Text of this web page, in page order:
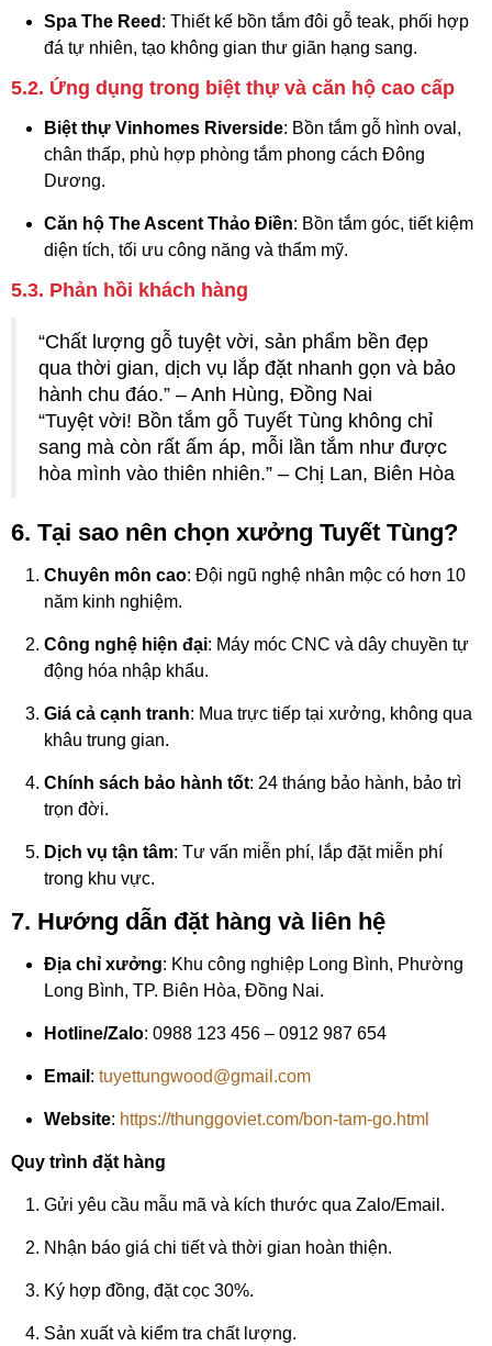
Spa The Reed : Thiết kế bồn tắm đôi gỗ teak, phối hợp
đá tự nhiên, tạo không gian thư giãn hạng sang.
5.2. Ứng dụng trong biệt thự và căn hộ cao cấp
Biệt thự Vinhomes Riverside: Bồn tắm gỗ hình oval,
chân thấp, phù hợp phòng tắm phong cách Đông
Dương.
Căn hộ The Ascent Thảo Điền: Bồn tắm góc, tiết kiệm
diện tích, tối ưu công năng và thẩm mỹ.
5.3. Phản hồi khách hàng
“Chất lượng gỗ tuyệt vời, sản phẩm bền đẹp
qua thời gian, dịch vụ lắp đặt nhanh gọn và bảo
hành chu đáo.” – Anh Hùng, Đồng Nai
“Tuyệt vời! Bồn tắm gỗ Tuyết Tùng không chỉ
sang mà còn rất ấm áp, mỗi lần tắm như được
hòa mình vào thiên nhiên.” – Chị Lan, Biên Hòa
6. Tại sao nên chọn xưởng Tuyết Tùng?
Chuyên môn cao: Đội ngũ nghệ nhân mộc có hơn 10
năm kinh nghiệm.
Công nghệ hiện đại: Máy móc CNC và dây chuyền tự
động hóa nhập khẩu.
Giá cả cạnh tranh: Mua trực tiếp tại xưởng, không qua
khâu trung gian.
Chính sách bảo hành tốt: 24 tháng bảo hành, bảo trì
trọn đời.
Dịch vụ tận tâm: Tư vấn miễn phí, lắp đặt miễn phí
trong khu vực.
7. Hướng dẫn đặt hàng và liên hệ
Địa chỉ xưởng: Khu công nghiệp Long Bình, Phường
Long Bình, TP. Biên Hòa, Đồng Nai.
Hotline/Zalo: 0988 123 456 – 0912 987 654
Email : tuyettungwood@gmail.com
Website: https://thunggoviet.com/bon-tam-go.html
Quy trình đặt hàng
Gửi yêu cầu mẫu mã và kích thước qua Zalo/Email.
Nhận báo giá chi tiết và thời gian hoàn thiện.
Ký hợp đồng, đặt cọc 30%.
Sản xuất và kiểm tra chất lượng.